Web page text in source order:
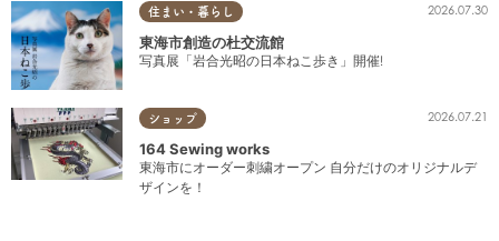
住まい・暮らし 2026.07.30
東海市創造の杜交流館
写真展「岩合光昭の日本ねこ歩き」開催!
ショップ 2026.07.21
164 Sewing works
東海市にオーダー刺繍オープン 自分だけのオリジナルデ
ザインを！